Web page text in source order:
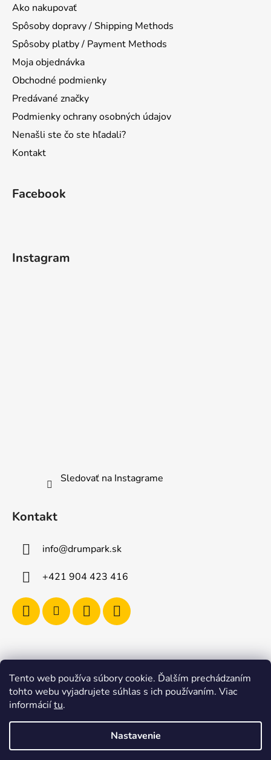
Tento web používa súbory cookie. Ďalším prechádzaním
tohto webu vyjadrujete súhlas s ich používaním. Viac
informáciítu.
Nastavenie
Ako nakupovať
Spôsoby dopravy / Shipping Methods
Spôsoby platby / Payment Methods
Moja objednávka
Obchodné podmienky
Predávané značky
Podmienky ochrany osobných údajov
Nenašli ste čo ste hľadali?
Kontakt
Facebook
Instagram
Sledovať na Instagrame
Kontakt
info@drumpark.sk
+421 904 423 416
Navštívte aj e-shop s etnickými hudobnými nástrojmi
Drumbla.sk |
Tento web upravil onRock Design – Upravíme a
naplníme váš e-shop